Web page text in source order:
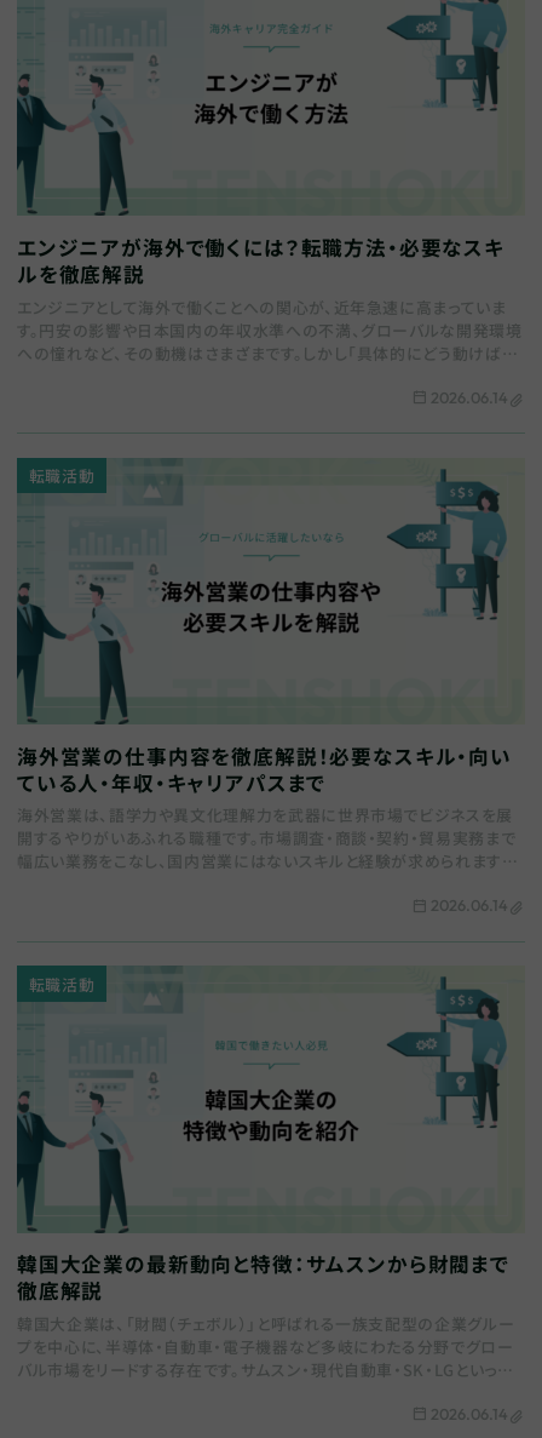
エンジニアが海外で働くには？転職方法・必要なスキ
ルを徹底解説
エンジニアとして海外で働くことへの関心が、近年急速に高まっていま
す。円安の影響や日本国内の年収水準への不満、グローバルな開発環境
への憧れなど、その動機はさまざまです。しかし「具体的にどう動けばい
2026.06.14
転職活動
海外営業の仕事内容を徹底解説！必要なスキル・向い
ている人・年収・キャリアパスまで
海外営業は、語学力や異文化理解力を武器に世界市場でビジネスを展
開するやりがいあふれる職種です。市場調査・商談・契約・貿易実務まで
幅広い業務をこなし、国内営業にはないスキルと経験が求められます。
2026.06.14
転職活動
韓国大企業の最新動向と特徴：サムスンから財閥まで
徹底解説
韓国大企業は、「財閥（チェボル）」と呼ばれる一族支配型の企業グルー
プを中心に、半導体・自動車・電子機器など多岐にわたる分野でグロー
バル市場をリードする存在です。サムスン・現代自動車・SK・LGといった
2026.06.14